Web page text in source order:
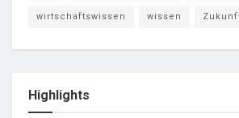
wirtschaftswissen wissen
Highlights